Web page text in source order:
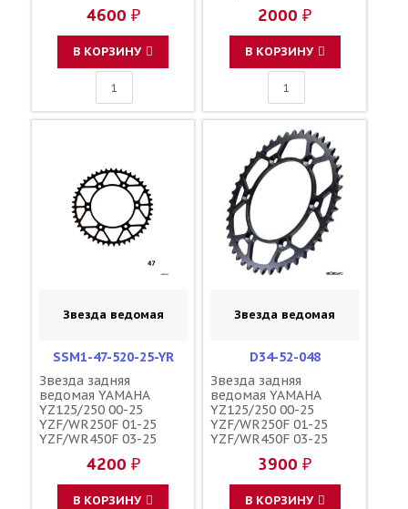
4600 ₽
В КОРЗИНУ
зубов 41 / MXT 1-3592-
41 JTR251 150U-520-41
2000 ₽
В КОРЗИНУ
Звезда ведомая
SSM1-47-520-25-YR
Звезда задняя
ведомая YAMAHA
YZ125/250 00-25
YZF/WR250F 01-25
YZF/WR450F 03-25
зубов 47 / MRP JTR251
1-3592-47
4200 ₽
В КОРЗИНУ
Звезда ведомая
D34-52-048
Звезда задняя
ведомая YAMAHA
YZ125/250 00-25
YZF/WR250F 01-25
YZF/WR450F 03-25
зубов 48 / DRC JTR251
1-3592-48 17D-25448-
50-00 5GS-25448-50-00
3900 ₽
В КОРЗИНУ